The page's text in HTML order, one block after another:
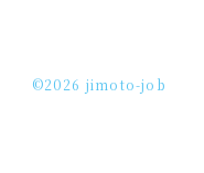
©2026 jimoto-job